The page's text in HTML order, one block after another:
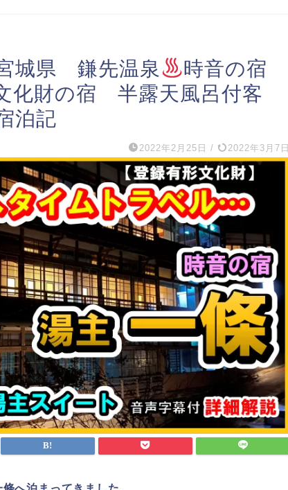
城県 鎌先温泉
時音の宿
化財の宿 半露天風呂付客
泊記
2022年2月25日 / 2022年3月7日